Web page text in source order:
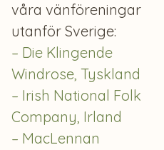
våra vänföreningar
utanför Sverige:
– Die Klingende
Windrose, Tyskland
– Irish National Folk
Company, Irland
– MacLennan